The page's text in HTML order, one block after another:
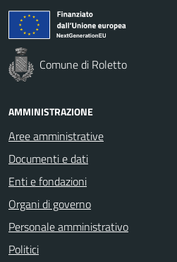
Comune di Roletto
AMMINISTRAZIONE
Aree amministrative
Documenti e dati
Enti e fondazioni
Organi di governo
Personale amministrativo
Politici